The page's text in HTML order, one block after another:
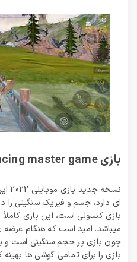
بازی Racing master game
ای دارد، جسم و فیزیک سنگینی را
بازی کنسولی است، این بازی
میباشد. امید است که هنگام عرضه
چون بازی پر حجم سنگینی است و
بازی را برای تمامی گوشی ها بهینه